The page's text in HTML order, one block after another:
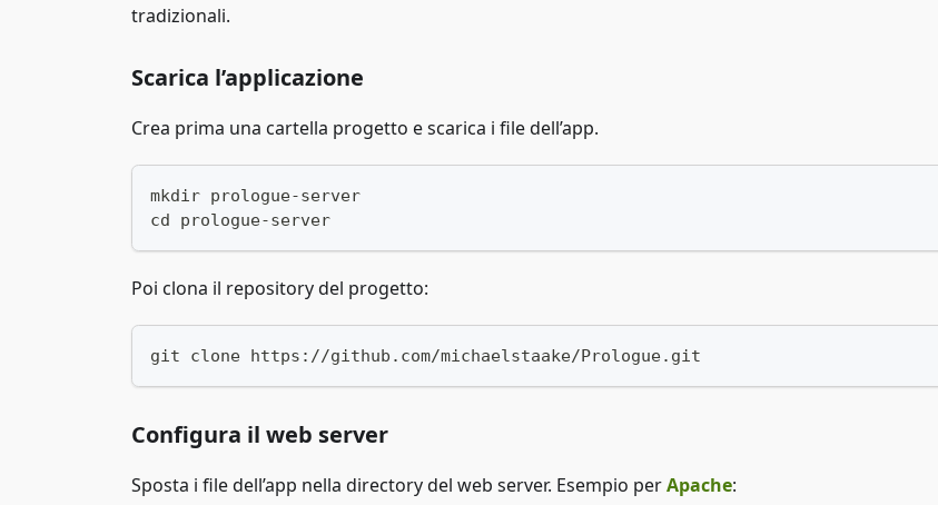
tradizionali.
Scarica l’applicazione
Crea prima una cartella progetto e scarica i file dell’app.
mkdir prologue-server
cd prologue-server
Poi clona il repository del progetto:
git clone https://github.com/michaelstaake/Prologue.git
Configura il web server
Sposta i file dell’app nella directory del web server. Esempio perApache: